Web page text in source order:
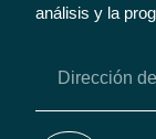
análisis y la